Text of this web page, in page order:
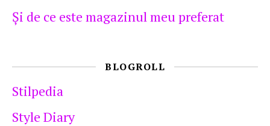
Şi de ce este magazinul meu preferat
BLOGROLL
Stilpedia
Style Diary